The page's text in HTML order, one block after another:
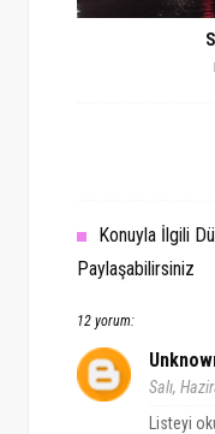
Konuyla İlgili
Paylaşabilirsiniz
12 yorum:
Salı,
Listeyi